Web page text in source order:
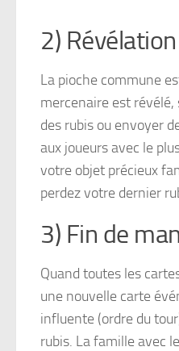
2) Révélation
La pioche commune
mercenaire est révélé,
des rubis ou envoyer
aux joueurs avec le
votre objet précieux
perdez votre dernier
3) Fin de
Quand toutes les
une nouvelle carte
influente (ordre du
rubis. La famille avec